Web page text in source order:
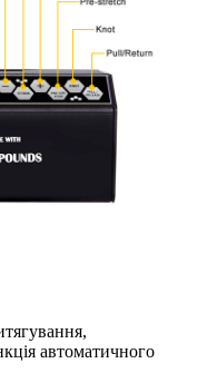
автоматичного